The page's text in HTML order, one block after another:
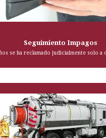
Seguimiento Impagos
se ha reclamado judicialmente solo a